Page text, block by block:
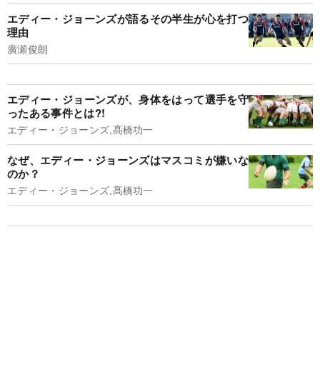
エディー・ジョーンズが語るその半生が心を打つ
理由
廣瀬俊朗
エディー・ジョーンズが、身体をはって選手を守
ったある事件とは?!
エディー・ジョーンズ,髙橋功一
なぜ、エディー・ジョーンズはマスコミが嫌いな
のか？
エディー・ジョーンズ,髙橋功一